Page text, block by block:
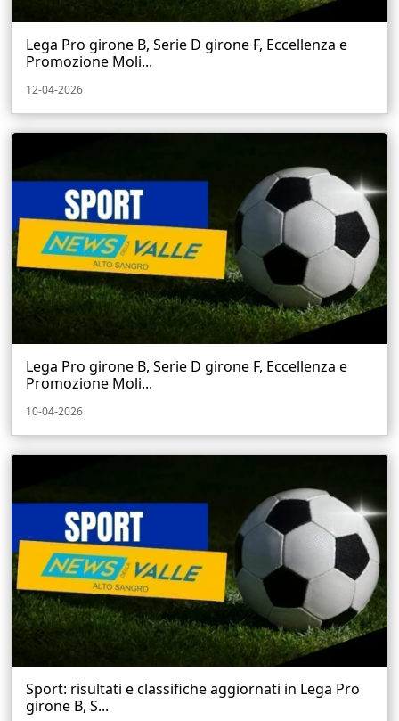
Lega Pro girone B, Serie D girone F, Eccellenza e
Promozione Moli...
12-04-2026
Lega Pro girone B, Serie D girone F, Eccellenza e
Promozione Moli...
10-04-2026
Sport: risultati e classifiche aggiornati in Lega Pro
girone B, S...